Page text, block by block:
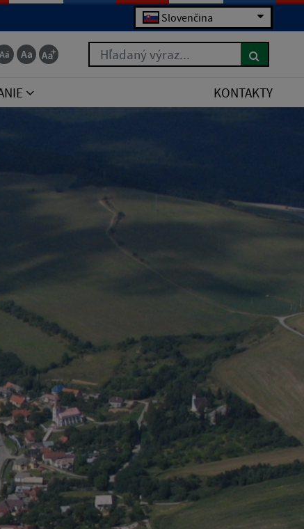
Slovenčina
Hľadaný výraz...
KONTAKTY